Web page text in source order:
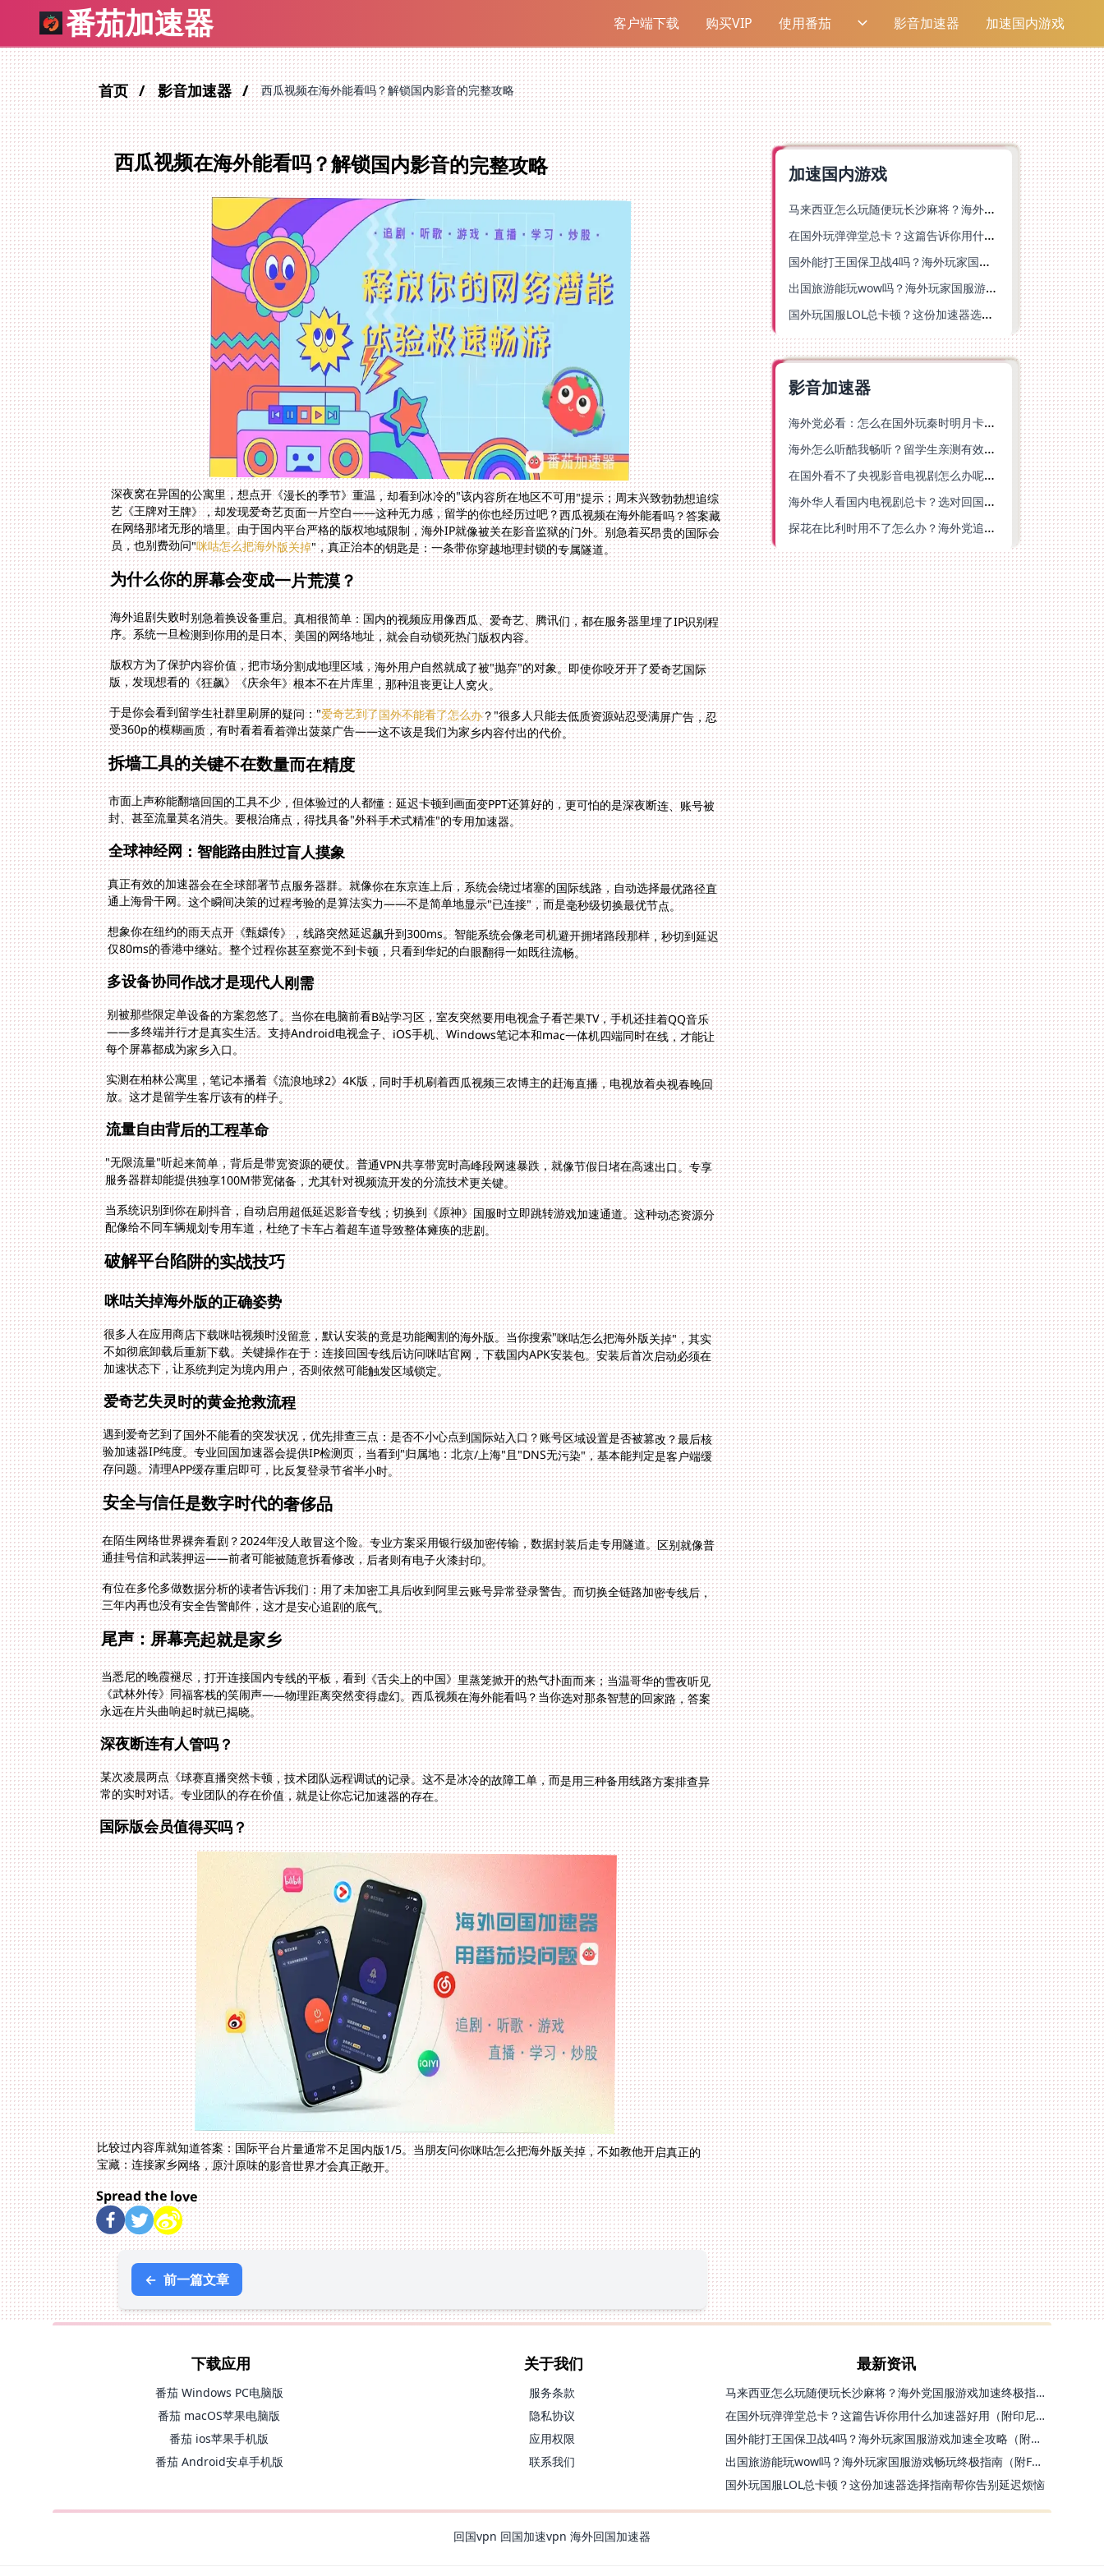
番茄加速器 客户端下载 购买VIP 使用番茄 影音加速器 加速国内游戏
首页 影音加速器 西瓜视频在海外能看吗？解锁国内影音的完整攻略
西瓜视频在海外能看吗？解锁国内影音的完整攻略
深夜窝在异国的公寓里，想点开《漫长的季节》重温，却看到冰冷的"该内容所在地区不可用"提示；周末兴致勃勃想追综
艺《王牌对王牌》，却发现爱奇艺页面一片空白——这种无力感，留学的你也经历过吧？西瓜视频在海外能看吗？答案藏
在网络那堵无形的墙里。由于国内平台严格的版权地域限制，海外IP就像被关在影音监狱的门外。别急着买昂贵的国际会
员，也别费劲问"咪咕怎么把海外版关掉"，真正治本的钥匙是：一条带你穿越地理封锁的专属隧道。
为什么你的屏幕会变成一片荒漠？
海外追剧失败时别急着换设备重启。真相很简单：国内的视频应用像西瓜、爱奇艺、腾讯们，都在服务器里埋了IP识别程
序。系统一旦检测到你用的是日本、美国的网络地址，就会自动锁死热门版权内容。
版权方为了保护内容价值，把市场分割成地理区域，海外用户自然就成了被"抛弃"的对象。即使你咬牙开了爱奇艺国际
版，发现想看的《狂飙》《庆余年》根本不在片库里，那种沮丧更让人窝火。
于是你会看到留学生社群里刷屏的疑问："爱奇艺到了国外不能看了怎么办？"很多人只能去低质资源站忍受满屏广告，忍
受360p的模糊画质，有时看着看着弹出菠菜广告——这不该是我们为家乡内容付出的代价。
拆墙工具的关键不在数量而在精度
市面上声称能翻墙回国的工具不少，但体验过的人都懂：延迟卡顿到画面变PPT还算好的，更可怕的是深夜断连、账号被
封、甚至流量莫名消失。要根治痛点，得找具备"外科手术式精准"的专用加速器。
全球神经网：智能路由胜过盲人摸象
真正有效的加速器会在全球部署节点服务器群。就像你在东京连上后，系统会绕过堵塞的国际线路，自动选择最优路径直
通上海骨干网。这个瞬间决策的过程考验的是算法实力——不是简单地显示"已连接"，而是毫秒级切换最优节点。
想象你在纽约的雨天点开《甄嬛传》，线路突然延迟飙升到300ms。智能系统会像老司机避开拥堵路段那样，秒切到延迟
仅80ms的香港中继站。整个过程你甚至察觉不到卡顿，只看到华妃的白眼翻得一如既往流畅。
多设备协同作战才是现代人刚需
别被那些限定单设备的方案忽悠了。当你在电脑前看B站学习区，室友突然要用电视盒子看芒果TV，手机还挂着QQ音乐
——多终端并行才是真实生活。支持Android电视盒子、iOS手机、Windows笔记本和mac一体机四端同时在线，才能让
每个屏幕都成为家乡入口。
实测在柏林公寓里，笔记本播着《流浪地球2》4K版，同时手机刷着西瓜视频三农博主的赶海直播，电视放着央视春晚回
放。这才是留学生客厅该有的样子。
流量自由背后的工程革命
"无限流量"听起来简单，背后是带宽资源的硬仗。普通VPN共享带宽时高峰段网速暴跌，就像节假日堵在高速出口。专享
服务器群却能提供独享100M带宽储备，尤其针对视频流开发的分流技术更关键。
当系统识别到你在刷抖音，自动启用超低延迟影音专线；切换到《原神》国服时立即跳转游戏加速通道。这种动态资源分
配像给不同车辆规划专用车道，杜绝了卡车占着超车道导致整体瘫痪的悲剧。
破解平台陷阱的实战技巧
咪咕关掉海外版的正确姿势
很多人在应用商店下载咪咕视频时没留意，默认安装的竟是功能阉割的海外版。当你搜索"咪咕怎么把海外版关掉"，其实
不如彻底卸载后重新下载。关键操作在于：连接回国专线后访问咪咕官网，下载国内APK安装包。安装后首次启动必须在
加速状态下，让系统判定为境内用户，否则依然可能触发区域锁定。
爱奇艺失灵时的黄金抢救流程
遇到爱奇艺到了国外不能看的突发状况，优先排查三点：是否不小心点到国际站入口？账号区域设置是否被篡改？最后核
验加速器IP纯度。专业回国加速器会提供IP检测页，当看到"归属地：北京/上海"且"DNS无污染"，基本能判定是客户端缓
存问题。清理APP缓存重启即可，比反复登录节省半小时。
安全与信任是数字时代的奢侈品
在陌生网络世界裸奔看剧？2024年没人敢冒这个险。专业方案采用银行级加密传输，数据封装后走专用隧道。区别就像普
通挂号信和武装押运——前者可能被随意拆看修改，后者则有电子火漆封印。
有位在多伦多做数据分析的读者告诉我们：用了未加密工具后收到阿里云账号异常登录警告。而切换全链路加密专线后，
三年内再也没有安全告警邮件，这才是安心追剧的底气。
尾声：屏幕亮起就是家乡
当悉尼的晚霞褪尽，打开连接国内专线的平板，看到《舌尖上的中国》里蒸笼掀开的热气扑面而来；当温哥华的雪夜听见
《武林外传》同福客栈的笑闹声——物理距离突然变得虚幻。西瓜视频在海外能看吗？当你选对那条智慧的回家路，答案
永远在片头曲响起时就已揭晓。
深夜断连有人管吗？
某次凌晨两点《球赛直播突然卡顿，技术团队远程调试的记录。这不是冰冷的故障工单，而是用三种备用线路方案排查异
常的实时对话。专业团队的存在价值，就是让你忘记加速器的存在。
国际版会员值得买吗？
比较过内容库就知道答案：国际平台片量通常不足国内版1/5。当朋友问你咪咕怎么把海外版关掉，不如教他开启真正的
宝藏：连接家乡网络，原汁原味的影音世界才会真正敞开。
Spread the love
← 前一篇文章
加速国内游戏
马来西亚怎么玩随便玩长沙麻将？海外党国服游戏加速终极指南（含跑跑无尽冬日解决方案）
在国外玩弹弹堂总卡？这篇告诉你用什么加速器好用（附印尼玩模拟农场流放之路秘籍）
国外能打王国保卫战4吗？海外玩家国服游戏加速全攻略（附实测推荐）
出国旅游能玩wow吗？海外玩家国服游戏畅玩终极指南（附FF14激战2解决方案）
国外玩国服LOL总卡顿？这份加速器选择指南帮你告别延迟烦恼
影音加速器
海外党必看：怎么在国外玩秦时明月卡牌版？附豆瓣EZCast地区限制破解法
海外怎么听酷我畅听？留学生亲测有效的华语内容解锁指南
在国外看不了央视影音电视剧怎么办呢？海外党亲测有效的回国加速方案
海外华人看国内电视剧总卡？选对回国加速器，还能解决菲律宾打不开反诈中心的问题
探花在比利时用不了怎么办？海外党追剧办事全攻略，选对加速器就够了
下载应用
番茄 Windows PC电脑版
番茄 macOS苹果电脑版
番茄 ios苹果手机版
番茄 Android安卓手机版
关于我们
服务条款
隐私协议
应用权限
联系我们
最新资讯
马来西亚怎么玩随便玩长沙麻将？海外党国服游戏加速终极指南（含跑跑无尽冬日解决方案）
在国外玩弹弹堂总卡？这篇告诉你用什么加速器好用（附印尼玩模拟农场流放之路秘籍）
国外能打王国保卫战4吗？海外玩家国服游戏加速全攻略（附实测推荐）
出国旅游能玩wow吗？海外玩家国服游戏畅玩终极指南（附FF14激战2解决方案）
国外玩国服LOL总卡顿？这份加速器选择指南帮你告别延迟烦恼
回国vpn 回国加速vpn 海外回国加速器